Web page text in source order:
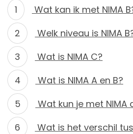
Wat kan ik met NIMA
Welk niveau is NIMA
Wat is NIMA C?
Wat is NIMA A en B?
Wat kun je met NIMA
Wat is het verschil